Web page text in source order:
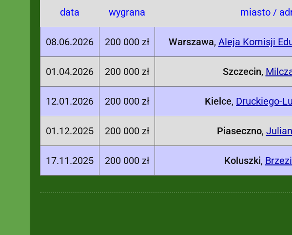
data wygrana miasto /
08.06.2026 200 000 zł Warszawa, Aleja Komisji
01.04.2026 200 000 zł Szczecin,
12.01.2026 200 000 zł Kielce, Druckiego-
01.12.2025 200 000 zł Piaseczno,
17.11.2025 200 000 zł Koluszki,